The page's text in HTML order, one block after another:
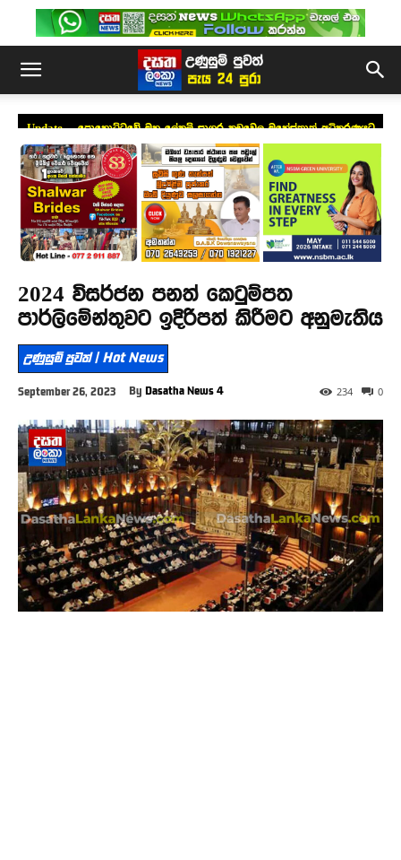
Update – පොහොට්ටුවේ මහ ලේකම් සාගර කඩුවෙල මහේස්ත්‍රාත් අධිකරණයට
ඉදිරිපත් කෙරේ
2024 විසර්ජන පනත් කෙටුම්පත
පාර්ලිමේන්තුවට ඉදිරිපත් කිරීමට අනුමැතිය
උණුසුම් පුවත් | Hot News
September 26, 2023 By Dasatha News 4 0
234